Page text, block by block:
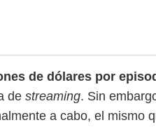
de dólares por
de streaming. Sin
a cabo, el mismo